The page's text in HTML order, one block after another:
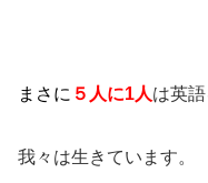
まさに ５人に1人は英
我々は生きています。